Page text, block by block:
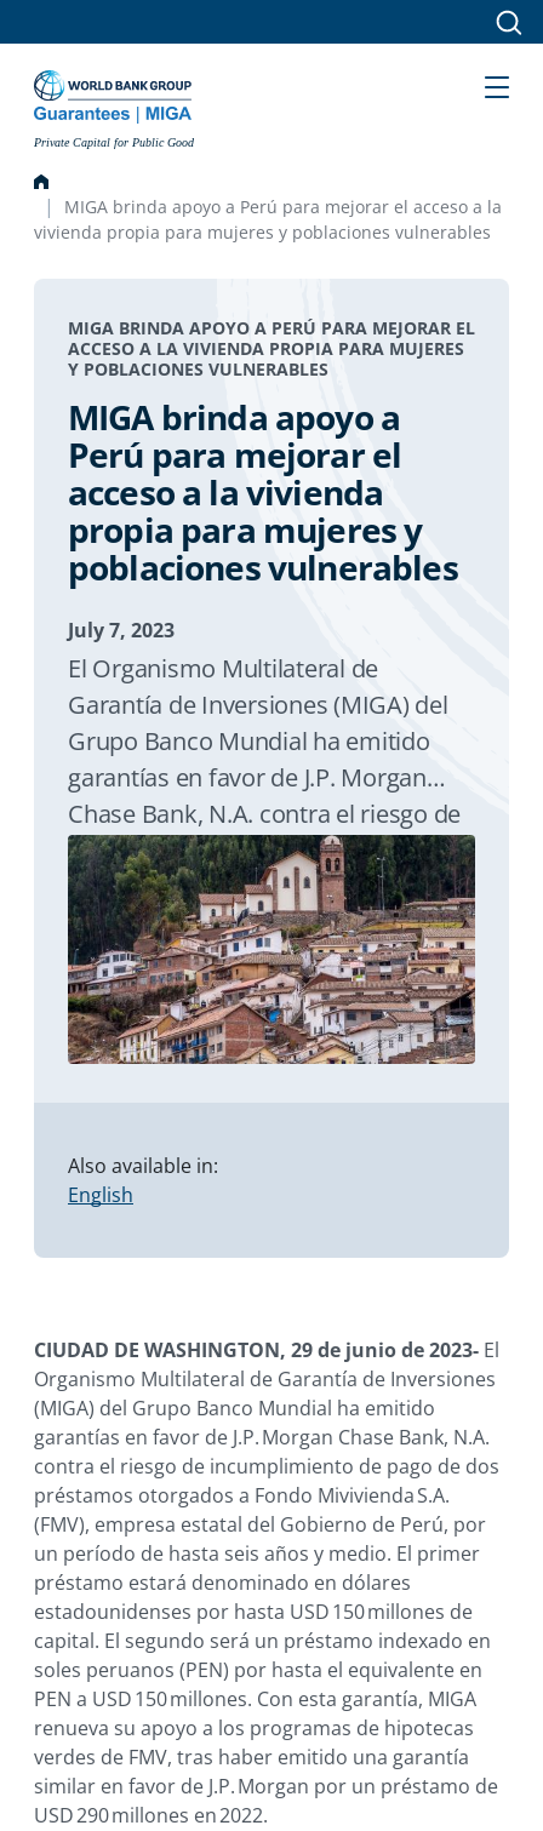
Private Capital for Public Good
MIGA brinda apoyo a Perú para mejorar el acceso a la
vivienda propia para mujeres y poblaciones vulnerables
MIGA BRINDA APOYO A PERÚ PARA MEJORAR EL
ACCESO A LA VIVIENDA PROPIA PARA MUJERES
Y POBLACIONES VULNERABLES
MIGA brinda apoyo a
Perú para mejorar el
acceso a la vivienda
propia para mujeres y
poblaciones vulnerables
July 7, 2023
El Organismo Multilateral de
Garantía de Inversiones (MIGA) del
Grupo Banco Mundial ha emitido
garantías en favor de J.P. Morgan
Chase Bank, N.A. contra el riesgo de
incumplimiento de pago de dos
préstamos otorgados a Fondo
Mivivienda S.A. (FMV), empresa
estatal del Gobierno de Perú, por un
período de hasta seis años y medio.
Also available in:
English
CIUDAD DE WASHINGTON, 29 de junio de 2023- El
Organismo Multilateral de Garantía de Inversiones
(MIGA) del Grupo Banco Mundial ha emitido
garantías en favor de J.P. Morgan Chase Bank, N.A.
contra el riesgo de incumplimiento de pago de dos
préstamos otorgados a Fondo Mivivienda S.A.
(FMV), empresa estatal del Gobierno de Perú, por
un período de hasta seis años y medio. El primer
préstamo estará denominado en dólares
estadounidenses por hasta USD 150 millones de
capital. El segundo será un préstamo indexado en
soles peruanos (PEN) por hasta el equivalente en
PEN a USD 150 millones. Con esta garantía, MIGA
renueva su apoyo a los programas de hipotecas
verdes de FMV, tras haber emitido una garantía
similar en favor de J.P. Morgan por un préstamo de
USD 290 millones en 2022.